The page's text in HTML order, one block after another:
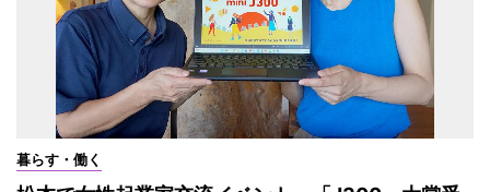
暮らす・働く